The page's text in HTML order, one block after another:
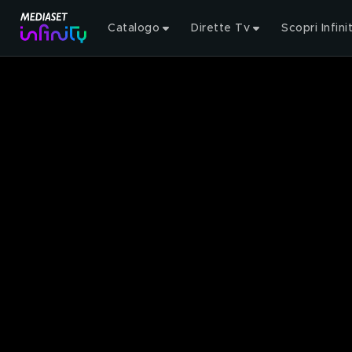
Catalogo Dirette Tv Scopri